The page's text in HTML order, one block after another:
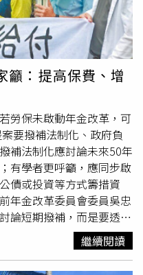
者是直接受僱，都可以
石崇良說，差別是在，如
他70歲以上的父母，就可
就可以加入健保。但
的父母親是沒有這個規
依親的方式來入籍，取得
的差異，公平正義是重點
，石崇良表示，謝謝指
來都是按照我們本來的專
衛福部的業務，只是大家
、外國籍，確實規定有不
一致。
：提高保費、增
勞保未啟動年金改革，可
要撥補法制化、政府負
補法制化應討論未來50年
有學者更呼籲，應同步啟
債或投資等方式籌措資
年金改革委員會委員吳忠
論短期撥補，而是要透過
50年撥補計畫、是否要把
他更指出，勞保年改不應
率上限，墊高勞工退休
繼續閱讀